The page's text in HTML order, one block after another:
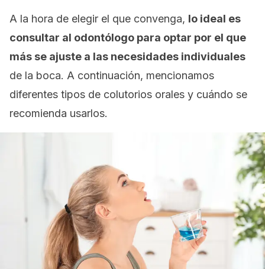
A la hora de elegir el que convenga, lo ideal es
consultar al odontólogo para optar por el que
más se ajuste a las necesidades individuales
de la boca. A continuación, mencionamos
diferentes tipos de colutorios orales y cuándo se
recomienda usarlos.